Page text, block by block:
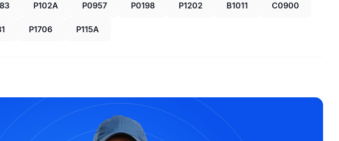
P102A P0957 P0198 P1202 B1011 C0900
P1706 P115A